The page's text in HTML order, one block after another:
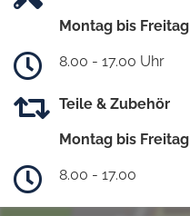
Montag bis Freitag
8.00 - 17.00 Uhr
Teile & Zubehör
Montag bis Freitag
8.00 - 17.00